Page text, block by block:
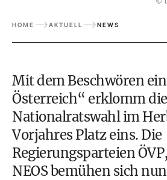
©
HOME AKTUELL NEWS
Mit dem Beschwören
Österreich“ erklomm die
Nationalratswahl im
Vorjahres Platz eins. Die
Regierungsparteien
NEOS bemühen sich